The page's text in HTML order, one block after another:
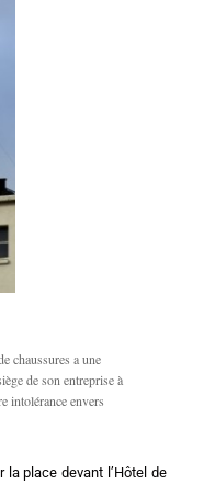
chaussures a une
de son entreprise à
intolérance envers
place devant l’Hôtel de